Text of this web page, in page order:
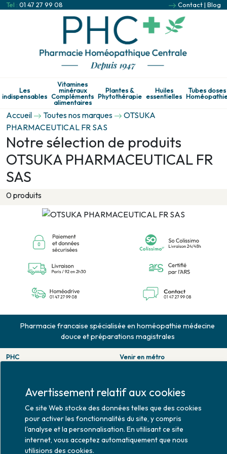
Tel : 01 47 27 99 08 Contact| Blog
Les
indispensables
Vitamines
minéraux
Compléments
alimentaires
Plantes &
Phytothérapie
Huiles
essentielles
Tubes doses
Accueil Toutes nos marques
OTSUKA
PHARMACEUTICAL FR SAS
Notre sélection de produits
OTSUKA PHARMACEUTICAL FR
SAS
0 produits
Pharmacie francaise spécialisée en homéopathie médecine
douce et préparations magistrales
PHC
Fax. 01 47 55 03 61
Horaires d'ouverture
Lundi : 10h30 - 20h00
Mardi au vendredi : 9h00 -
20h00
Samedi : 9h30 - 20h00
Venir en métro
Venir en bus
Jean Monet : ligne 52.
Avertissement relatif aux cookies
Ce site Web stocke des données telles que des cookies
pour activer les fonctionnalités du site, y compris
l'analyse et la personnalisation. En utilisant ce site
internet, vous acceptez automatiquement que nous
utilisions des cookies.